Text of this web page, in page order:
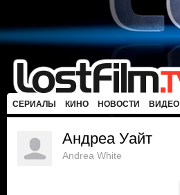
СЕРИАЛЫ КИНО НОВОСТИ ВИДЕО
Андреа Уайт
Andrea White